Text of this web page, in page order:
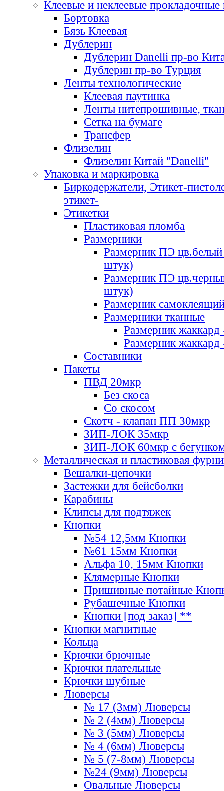
Клеевые и неклеевые прокладочные
Бортовка
Бязь Клеевая
Дублерин
Дублерин Danelli пр-во
Дублерин пр-во Турция
Ленты технологические
Клеевая паутинка
Ленты нитепрошивные,
Сетка на бумаге
Трансфер
Флизелин
Флизелин Китай "Danelli"
Упаковка и маркировка
Биркодержатели, Этикет-
этикет-
Этикетки
Пластиковая пломба
Размерники
Размерник ПЭ цв.белый
штук)
Размерник ПЭ
штук)
Размерник
Размерники тканные
Размерник
Размерник
Составники
Пакеты
ПВД 20мкр
Без скоса
Со скосом
Скотч - клапан ПП 30мкр
ЗИП-ЛОК 35мкр
ЗИП-ЛОК 60мкр с
Металлическая и пластиковая
Вешалки-цепочки
Застежки для бейсболки
Карабины
Клипсы для подтяжек
Кнопки
№54 12,5мм Кнопки
№61 15мм Кнопки
Альфа 10, 15мм Кнопки
Клямерные Кнопки
Пришивные потайные
Рубашечные Кнопки
Кнопки [под заказ] **
Кнопки магнитные
Кольца
Крючки брючные
Крючки плательные
Крючки шубные
Люверсы
№ 17 (3мм) Люверсы
№ 2 (4мм) Люверсы
№ 3 (5мм) Люверсы
№ 4 (6мм) Люверсы
№ 5 (7-8мм) Люверсы
№24 (9мм) Люверсы
Овальные Люверсы